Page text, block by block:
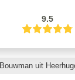
9.5
Bouwman uit